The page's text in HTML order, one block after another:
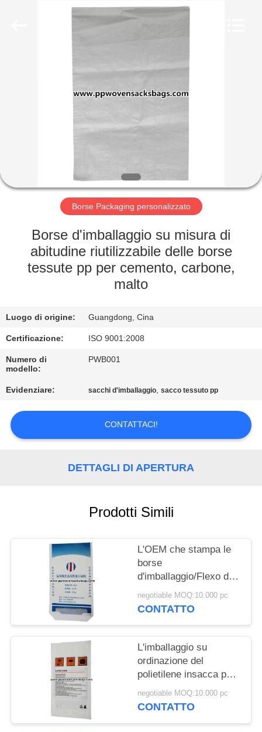
PRODOTTI
FATORY
CONTROLLO
CONTATTACI
RICHIEDERE
PREVENTIVO
MAPPA
Borse Packaging personalizzato
Borse d'imballaggio su misura di
abitudine riutilizzabile delle borse
tessute pp per cemento, carbone,
malto
Luogo di origine: Guangdong, Cina
Certificazione: ISO 9001:2008
Numero di
modello:
PWB001
Evidenziare: sacchi d'imballaggio,sacco tessuto pp
CONTATTACI!
DETTAGLI DI APERTURA
Prodotti Simili
L'OEM che stampa le
borse
d'imballaggio/Flexo di
abitudine tessute pp ha
stampato i sacchi
negotiable MOQ:10.000 pc
CONTATTO
L'imballaggio su
ordinazione del
polietilene insacca per
il polimero composto
sintetico 25kg ~ 50kg
negotiable MOQ:10.000 pc
CONTATTO